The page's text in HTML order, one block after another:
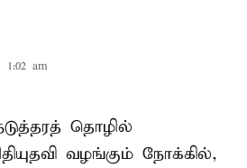
1:02 am
தொழில்
வழங்கும் நோக்கில்,